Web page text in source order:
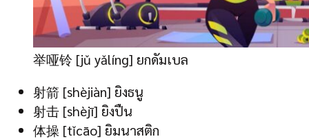
举哑铃 [jǔ yǎlíng] ยกดัมเบล
射箭 [shèjiàn] ยิงธนู
射击 [shèjī] ยิงปืน
体操 [tǐcāo] ยิมนาสติก